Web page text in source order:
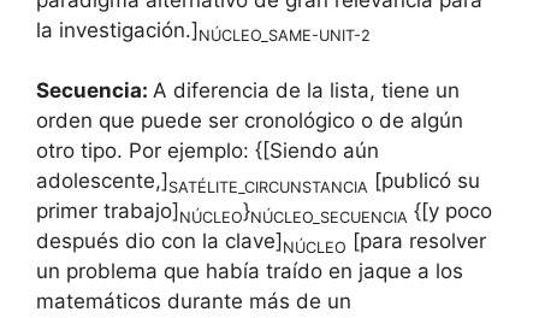
la investigación.]NÚCLEO_SAME-UNIT-2
Secuencia: A diferencia de la lista, tiene un
orden que puede ser cronológico o de algún
otro tipo. Por ejemplo: {[Siendo aún
adolescente,] SATÉLITE_CIRCUNSTANCIA [publicó su
primer trabajo] NÚCLEO}NÚCLEO_SECUENCIA {[y poco
después dio con la clave] NÚCLEO [para resolver
un problema que había traído en jaque a los
matemáticos durante más de un